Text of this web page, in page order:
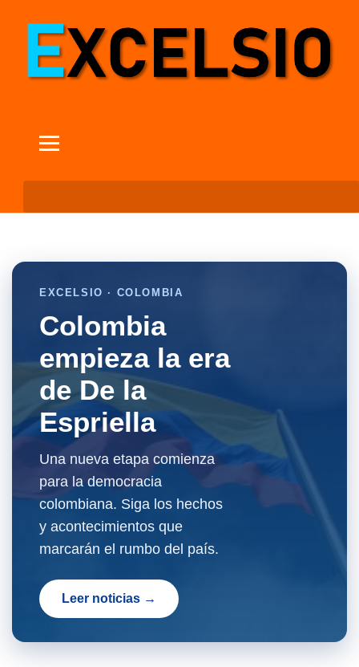
EXCELSIO · COLOMBIA
Colombia
empieza la era
de De la
Espriella
Una nueva etapa comienza
para la democracia
colombiana. Siga los hechos
y acontecimientos que
marcarán el rumbo del país.
Leer noticias →